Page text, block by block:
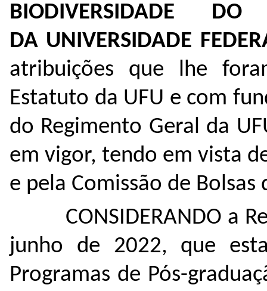
BIODIVERSIDADE
DA UNIVERSIDADE
atribuições que lhe
Estatuto da UFU e com
do Regimento Geral da
em vigor, tendo em vista
e pela Comissão de Bolsas
CONSIDERANDO a
junho de 2022, que
Programas de Pós-